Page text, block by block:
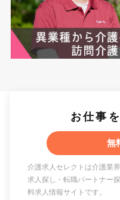
お仕事
無
介護求人セレクトは介護業
求人探し・転職パートナー
料求人情報サイトです。